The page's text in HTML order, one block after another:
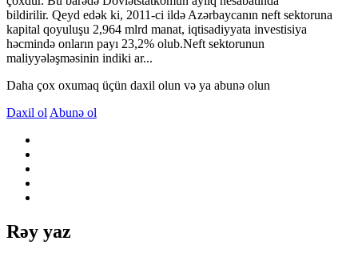
bildirilir. Qeyd edək ki, 2011-ci ildə Azərbaycanın neft sektoruna
kapital qoyuluşu 2,964 mlrd manat, iqtisadiyyata investisiya
həcmində onların payı 23,2% olub.Neft sektorunun
maliyyələşməsinin indiki ar...
Daha çox oxumaq üçün daxil olun və ya abunə olun
Daxil ol Abunə ol
Rəy yaz